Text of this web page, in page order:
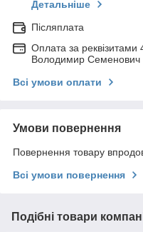
Детальніше
Післяплата
Оплата за
Володимир Семенович
Всі умови оплати
Умови повернення
Повернення товару
Всі умови повернення
Подібні товари